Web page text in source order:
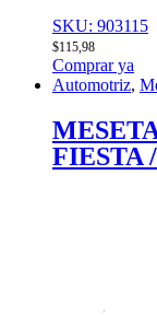
SKU: 903115
$115,98
Comprar ya
Automotriz,
FIESTA